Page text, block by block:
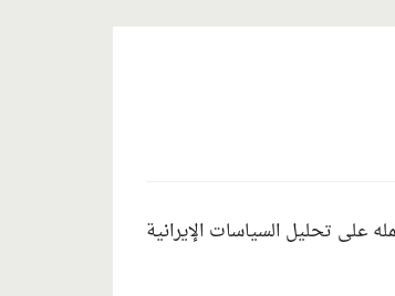
على تحليل السياسات الإيرانية